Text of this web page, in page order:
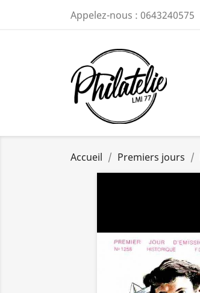
Appelez-nous : 0643240575
Accueil Premiers jours